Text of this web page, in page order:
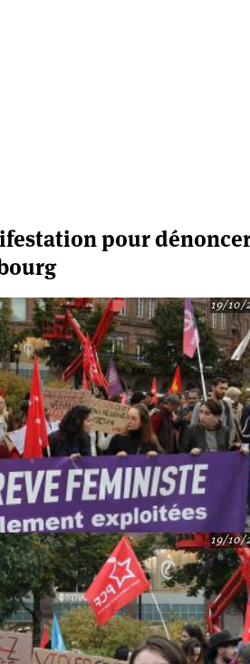
pour
19/10/
19/10/